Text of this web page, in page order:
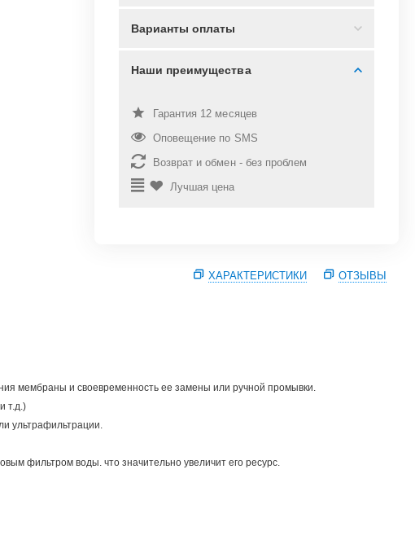
Варианты оплаты
Наши преимущества
Гарантия 12 месяцев
Оповещение по SMS
Возврат и обмен - без проблем
Лучшая цена
ХАРАКТЕРИСТИКИ ОТЗЫВЫ
мембраны и своевременность ее замены или ручной промывки.
т.д.)
ультрафильтрации.
фильтром воды. что значительно увеличит его ресурс.